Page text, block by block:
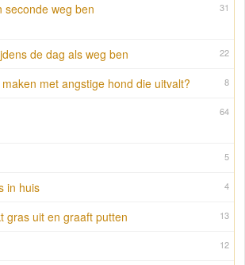
31
seconde weg ben
22
de dag als weg ben
8
met angstige hond die uitvalt?
64
5
4
in huis
13
gras uit en graaft putten
12